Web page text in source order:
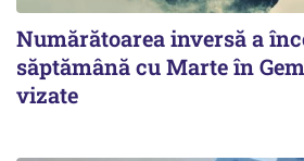
Numărătoarea inversă a
săptămână cu Marte în
vizate